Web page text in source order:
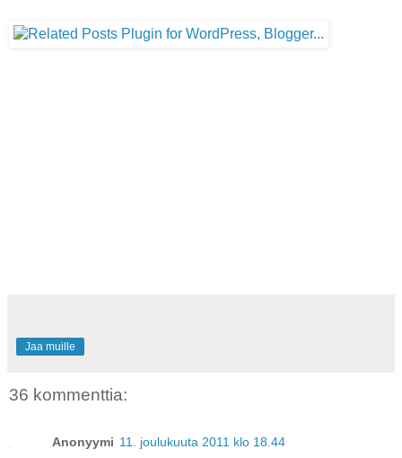
Jaa muille
36 kommenttia:
Anonyymi 11. joulukuuta 2011 klo 18.44